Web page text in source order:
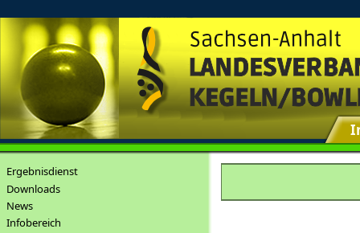
Ergebnisdienst
Downloads
News
Infobereich